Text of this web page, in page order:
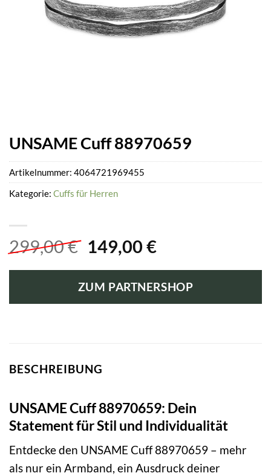
UNSAME Cuff 88970659
299,00€ Ursprünglicher
war:
299,00 €
149,00 €Aktueller
ist:
149,00 €.
ZUM PARTNERSHOP
Artikelnummer: 4064721969455
Kategorie: Cuffs für Herren
BESCHREIBUNG
UNSAME Cuff 88970659: Dein
Statement für Stil und Individualität
Entdecke den UNSAME Cuff 88970659 – mehr
als nur ein Armband, ein Ausdruck deiner